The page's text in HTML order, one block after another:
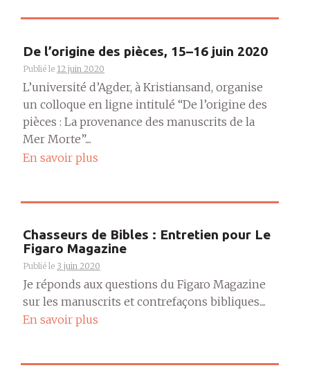
De l’origine des pièces, 15–16 juin 2020
Publié le 12 juin 2020
L’université d’Agder, à Kristiansand, organise
un colloque en ligne intitulé “De l’origine des
pièces : La provenance des manuscrits de la
Mer Morte”....
En savoir plus
Chasseurs de Bibles : Entretien pour Le
Figaro Magazine
Publié le 3 juin 2020
Je réponds aux questions du Figaro Magazine
sur les manuscrits et contrefaçons bibliques....
En savoir plus